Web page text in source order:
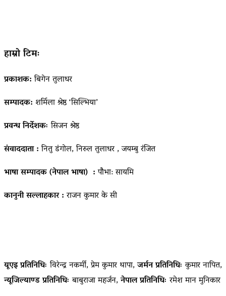
हाम्रो टिमः
प्रकाशक:बिगेन तुलाधर
सम्पादक: शर्मिला श्रेष्ठ ‘सिल्भिया’
प्रवन्ध निर्देशकःसिजन श्रेष्ठ
संवाददाता :नितु डंगोल, निरुल तुलाधर , जयम्बु रंजित
भाषा सम्पादक (नेपाल भाषा) :पौभा: सायमि
कानुनी सल्लाहकार :राजन कुमार के सी
यूएइ प्रतिनिधिः विरेन्द्र नकर्मी, प्रेम कुमार थापा,जर्मन प्रतिनिधिः कुमार नापित,
न्यूजिल्याण्ड प्रतिनिधिः बाबुराजा महर्जन,नेपाल प्रतिनिधिः रमेश मान मुनिकार